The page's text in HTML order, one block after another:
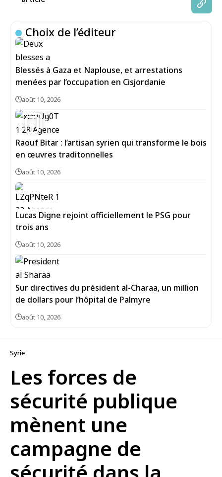
Choix de l’éditeur
Blessés à Gaza et Naplouse, et arrestations
menées par l’occupation en Cisjordanie
août 10, 2026
6
Raouf Bitar : l’artisan syrien qui transforme le bois
en œuvres traditonnelles
août 10, 2026
Lucas Digne rejoint officiellement le PSG pour
trois ans
août 10, 2026
Sur directives du président al-Charaa, un million
de dollars pour l’hôpital de Palmyre
août 10, 2026
Syrie
Les forces de
sécurité publique
mènent une
campagne de